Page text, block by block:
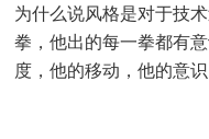
为什么说风格是对于技
拳，他出的每一拳都有
度，他的移动，他的意